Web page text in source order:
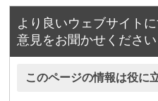
より良いウェブサイト
意見をお聞かせください
このページの情報は役に